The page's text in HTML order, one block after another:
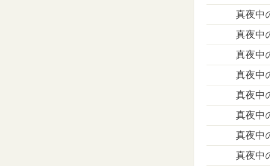
真夜中
真夜中
真夜中
真夜中
真夜中
真夜中
真夜中
真夜中